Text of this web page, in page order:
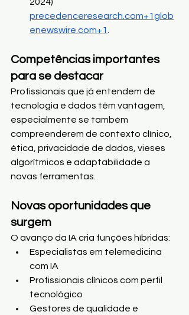
precedenceresearch.com+1glob
enewswire.com+1
Competências importantes
para se destacar
Profissionais que já entendem de
tecnologia e dados têm vantagem,
especialmente se também
compreenderem de contexto clínico,
ética, privacidade de dados, vieses
algorítmicos e adaptabilidade a
novas ferramentas.
Novas oportunidades que
surgem
O avanço da IA cria funções híbridas:
Especialistas em telemedicina
com IA
Profissionais clínicos com perfil
tecnológico
Gestores de qualidade e